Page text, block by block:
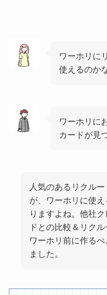
ワーホリに
使えるのか
ワーホリに
カードが見
人気のあるリクル
が、ワーホリに使
りますよね。他社
ドとの比較＆リク
ワーホリ前に作る
ました。